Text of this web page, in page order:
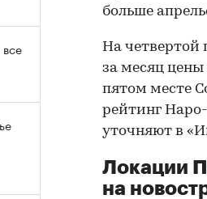
больше
На четвертой
за месяц цены
пятом месте
рейтинг
уточняют в
Локации
на